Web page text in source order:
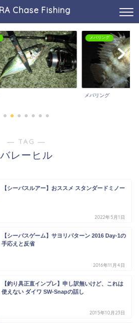
Chase Fishing
メバリング
メバリング
― TAG ―
バレーヒル
【シーバスルアー】おススメ スタンダードミノー
2022年5月1日
【シーバスゲーム】サヨリパターン 2016 Day-1の
手応えと反省
2016年11月4日
【釣り具正直インプレ】申し訳無いけど、これは
使えない ダイワ SW-Snapの話し
2015年10月23日